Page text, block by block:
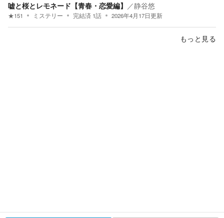
嘘と桜とレモネード【青春・恋愛編】 ／静谷悠
★151 ミステリー 完結済 1話 2026年4月17日更新
もっと見る